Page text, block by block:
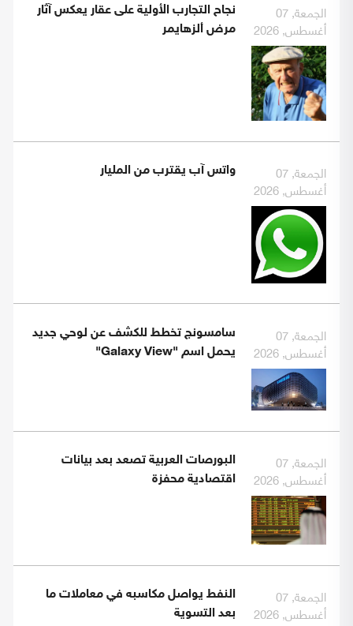
الجمعة, 07
أغسطس, 2026
نجاح التجارب الأولية على عقار يعكس آثار
مرض ألزهايمر
الجمعة, 07
أغسطس, 2026
واتس آب يقترب من المليار
الجمعة, 07
أغسطس, 2026
سامسونج تخطط للكشف عن لوحي جديد
يحمل اسم "Galaxy View"
الجمعة, 07
أغسطس, 2026
البورصات العربية تصعد بعد بيانات
اقتصادية محفزة
الجمعة, 07
أغسطس, 2026
النفط يواصل مكاسبه في معاملات ما
بعد التسوية